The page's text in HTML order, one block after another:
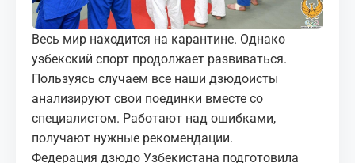
КОНТАКТЫ
UZ-PIN
Весь мир находится на карантине. Однако
узбекский спорт продолжает развиваться.
Пользуясь случаем все наши дзюдоисты
анализируют свои поединки вместе со
специалистом. Работают над ошибками,
получают нужные рекомендации.
Федерация дзюдо Узбекистана подготовила